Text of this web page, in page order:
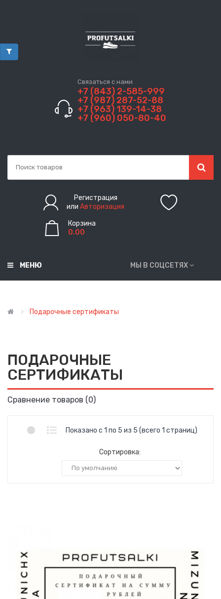
Связаться с нами
+7 (843) 2-585-999
+7 (987) 287-52-88
+7 (963) 139-14-38
+7 (960) 050-80-40
Регистрация
или Авторизация
Корзина
0.00
МЫ В СОЦСЕТЯХ
МЕНЮ
Подарочные сертификаты
ПОДАРОЧНЫЕ
СЕРТИФИКАТЫ
Сравнение товаров (0)
Показано с 1 по 5 из 5 (всего 1 страниц)
Сортировка: